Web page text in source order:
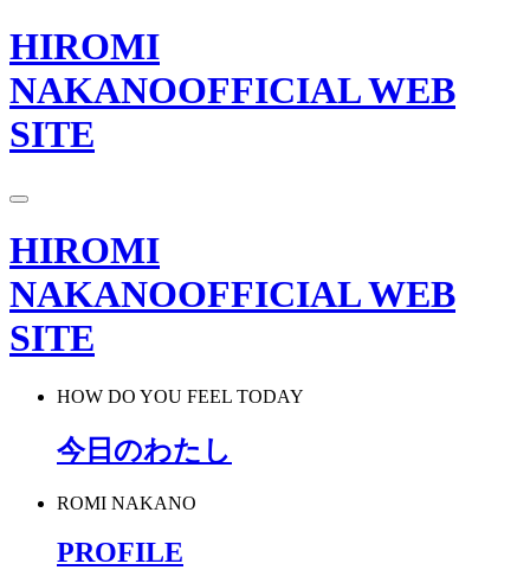
HIROMI
NAKANOOFFICIAL WEB
SITE
HIROMI
NAKANOOFFICIAL WEB
SITE
HOW DO YOU FEEL TODAY
今日のわたし
ROMI NAKANO
PROFILE